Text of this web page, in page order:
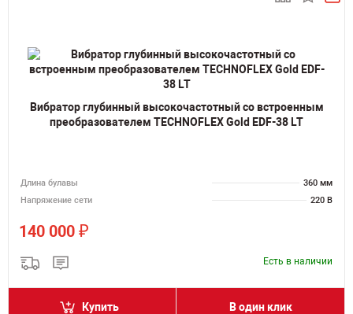
Вибратор глубинный высокочастотный со встроенным
преобразователем TECHNOFLEX Gold EDF-38 LT
Длина булавы
360 мм
Напряжение сети
220 В
140 000 ₽
Есть в наличии
Купить В один клик